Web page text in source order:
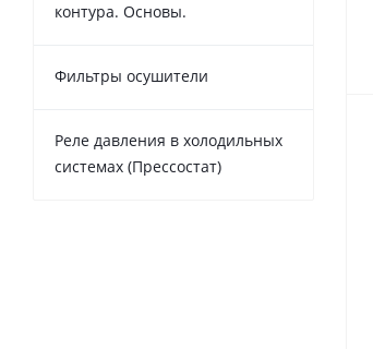
контура. Основы.
Фильтры осушители
Реле давления в холодильных
системах (Прессостат)